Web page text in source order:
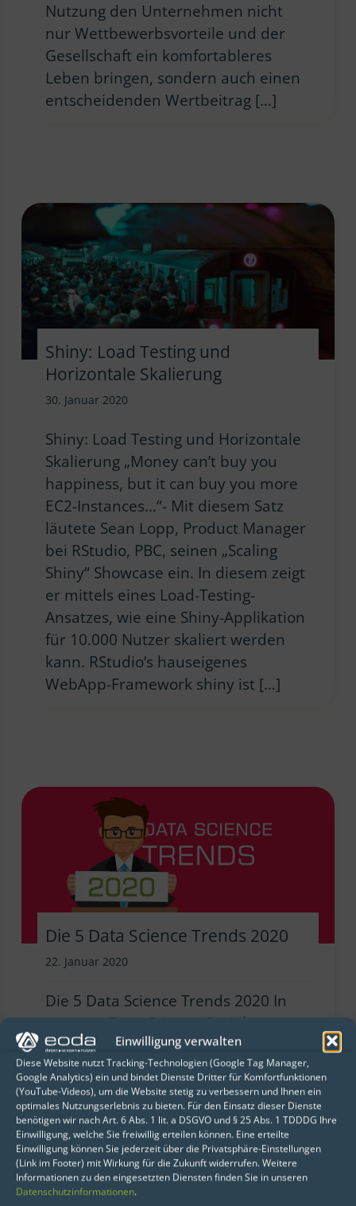
Einwilligung verwalten
Diese Website nutzt Tracking-Technologien (Google Tag Manager,
Google Analytics) ein und bindet Dienste Dritter für Komfortfunktionen
(YouTube-Videos), um die Website stetig zu verbessern und Ihnen ein
optimales Nutzungserlebnis zu bieten. Für den Einsatz dieser Dienste
benötigen wir nach Art. 6 Abs. 1 lit. a DSGVO und § 25 Abs. 1 TDDDG Ihre
Einwilligung, welche Sie freiwillig erteilen können. Eine erteilte
Einwilligung können Sie jederzeit über die Privatsphäre-Einstellungen
(Link im Footer) mit Wirkung für die Zukunft widerrufen. Weitere
Informationen zu den eingesetzten Diensten finden Sie in unseren
Datenschutzinformationen.
Nutzung den Unternehmen nicht
nur Wettbewerbsvorteile und der
Gesellschaft ein komfortableres
Leben bringen, sondern auch einen
entscheidenden Wertbeitrag […]
Shiny: Load Testing und
Horizontale Skalierung
30. Januar 2020
Shiny: Load Testing und Horizontale
Skalierung „Money can’t buy you
happiness, but it can buy you more
EC2-Instances…“- Mit diesem Satz
läutete Sean Lopp, Product Manager
bei RStudio, PBC, seinen „Scaling
Shiny“ Showcase ein. In diesem zeigt
er mittels eines Load-Testing-
Ansatzes, wie eine Shiny-Applikation
für 10.000 Nutzer skaliert werden
kann. RStudio’s hauseigenes
WebApp-Framework shiny ist […]
Die 5 Data Science Trends 2020
22. Januar 2020
Die 5 Data Science Trends 2020 In
unseren Data-Science-Projekten
stützen wir Vorhersagen über die
Zukunft stets auf Daten. Für die
Prognose der Data Science Trends
2020 haben wir unsere Erkenntnisse
aus dem Austausch mit Kunden und
Partnern mit unserer mittlerweile
über 10 Jahre gereiften Intuition für
die kommenden Themen unserer